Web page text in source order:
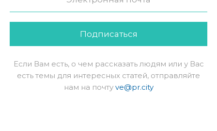
Подписаться
Если Вам есть, о чем рассказать людям или у Вас
есть темы для интересных статей, отправляйте
нам на почту ve@pr.city